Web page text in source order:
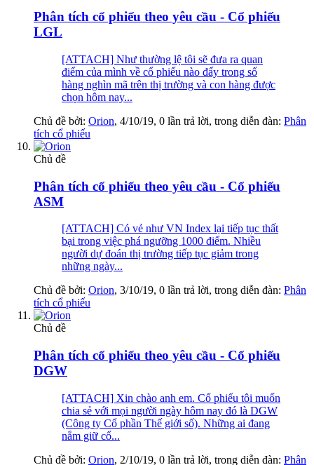
Phân tích cổ phiếu theo yêu cầu - Cổ phiếu
LGL
[ATTACH] Như thường lệ tôi sẽ đưa ra quan
điểm của mình về cổ phiếu nào đấy trong số
hàng nghìn mã trên thị trường và con hàng được
chọn hôm nay...
Chủ đề bởi: Orion, 4/10/19, 0 lần trả lời, trong diễn đàn: Phân
tích cổ phiếu
Chủ đề
Phân tích cổ phiếu theo yêu cầu - Cổ phiếu
ASM
[ATTACH] Có vẻ như VN Index lại tiếp tục thất
bại trong việc phá ngưỡng 1000 điểm. Nhiều
người dự đoán thị trường tiếp tục giảm trong
những ngày...
Chủ đề bởi: Orion, 3/10/19, 0 lần trả lời, trong diễn đàn: Phân
tích cổ phiếu
Chủ đề
Phân tích cổ phiếu theo yêu cầu - Cổ phiếu
DGW
[ATTACH] Xin chào anh em. Cổ phiếu tôi muốn
chia sẻ với mọi người ngày hôm nay đó là DGW
(Công ty Cổ phần Thế giới số). Những ai đang
nắm giữ cổ...
Chủ đề bởi: Orion, 2/10/19, 0 lần trả lời, trong diễn đàn: Phân